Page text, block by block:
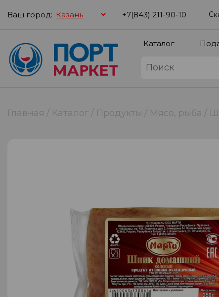
Ваш город: +7(843) 211-90-10
Каталог
Главная Каталог Продукты Мясо, рыба